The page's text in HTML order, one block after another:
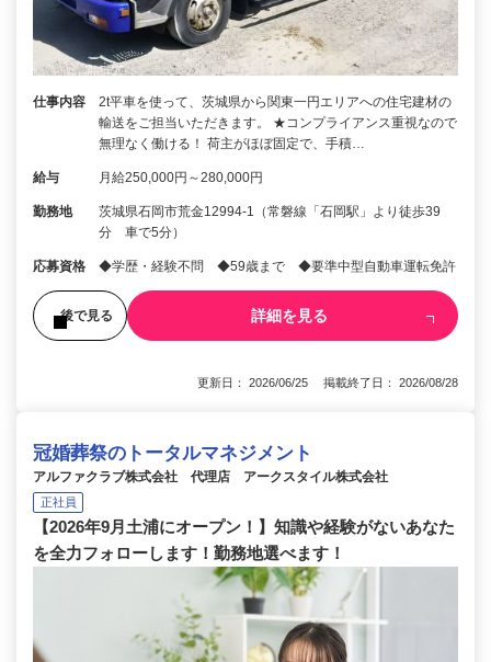
仕事内容
2t平車を使って、茨城県から関東一円エリアへの住宅建材の
輸送をご担当いただきます。 ★コンプライアンス重視なので
無理なく働ける！ 荷主がほぼ固定で、手積…
給与 月給250,000円～280,000円
勤務地
茨城県石岡市荒金12994-1（常磐線「石岡駅」より徒歩39
分 車で5分）
応募資格 ◆学歴・経験不問 ◆59歳まで ◆要準中型自動車運転免許
後で見る 詳細を見る
更新日： 2026/06/25 掲載終了日： 2026/08/28
冠婚葬祭のトータルマネジメント
アルファクラブ株式会社 代理店 アークスタイル株式会社
正社員
【2026年9月土浦にオープン！】知識や経験がないあなた
を全力フォローします！勤務地選べます！